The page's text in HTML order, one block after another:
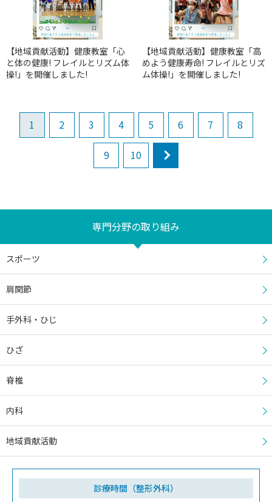
【地域貢献活動】健康教室「心
と体の健康! フレイルとリズム体
操!」を開催しました!
【地域貢献活動】健康教室「高
めよう健康寿命! フレイルとリズ
ム体操!」を開催しました!
1 2 3 4 5 6 7 8
9 10
専門分野の取り組み
スポーツ
肩関節
手外科・ひじ
ひざ
脊椎
内科
地域貢献活動
診療時間（整形外科）